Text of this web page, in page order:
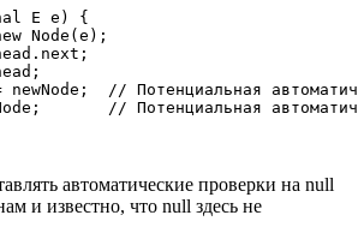
E e) {
Node(e);
newNode;  // Потенциальная
// Потенциальная
автоматические проверки на null
и известно, что null здесь не